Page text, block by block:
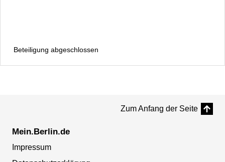
Beteiligung abgeschlossen
Zum Anfang der Seite
Mein.Berlin.de
Impressum